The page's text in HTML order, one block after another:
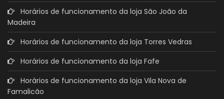
Horários de funcionamento da loja São João da
Madeira
Horários de funcionamento da loja Torres Vedras
Horários de funcionamento da loja Fafe
Horários de funcionamento da loja Vila Nova de
Famalicão